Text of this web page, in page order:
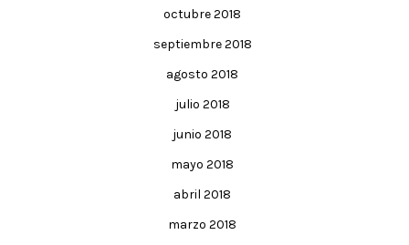
octubre 2018
septiembre 2018
agosto 2018
julio 2018
junio 2018
mayo 2018
abril 2018
marzo 2018